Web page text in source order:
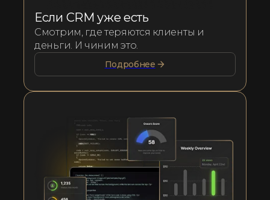
Если CRM уже есть
Смотрим, где теряются клиенты и
деньги. И чиним это.
Подробнее